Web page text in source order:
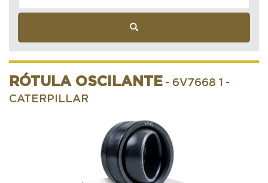
RÓTULA OSCILANTE - 6V7668 1 -
CATERPILLAR